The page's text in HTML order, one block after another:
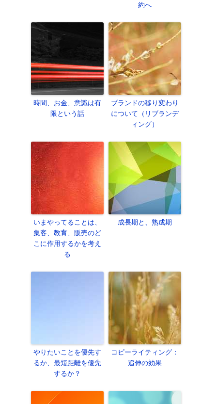
約へ
時間、お金、意識は有
限という話
ブランドの移り変わり
について（リブランデ
ィング）
いまやってることは、
集客、教育、販売のど
こに作用するかを考え
る
成長期と、熟成期
やりたいことを優先す
るか、最短距離を優先
するか？
コピーライティング：
追伸の効果